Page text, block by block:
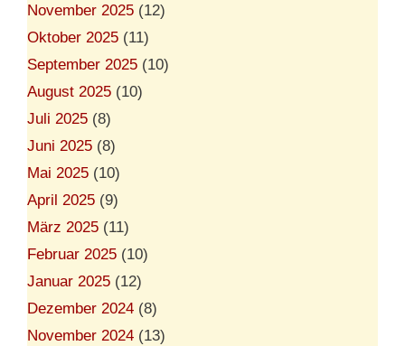
November 2025 (12)
Oktober 2025 (11)
September 2025 (10)
August 2025 (10)
Juli 2025 (8)
Juni 2025 (8)
Mai 2025 (10)
April 2025 (9)
März 2025 (11)
Februar 2025 (10)
Januar 2025 (12)
Dezember 2024 (8)
November 2024 (13)